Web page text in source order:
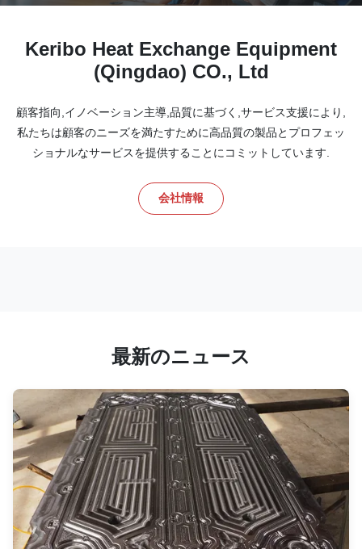
Keribo Heat Exchange Equipment
(Qingdao) CO., Ltd
顧客指向,イノベーション主導,品質に基づく,サービス支援により,
私たちは顧客のニーズを満たすために高品質の製品とプロフェッ
ショナルなサービスを提供することにコミットしています.
会社情報
最新のニュース